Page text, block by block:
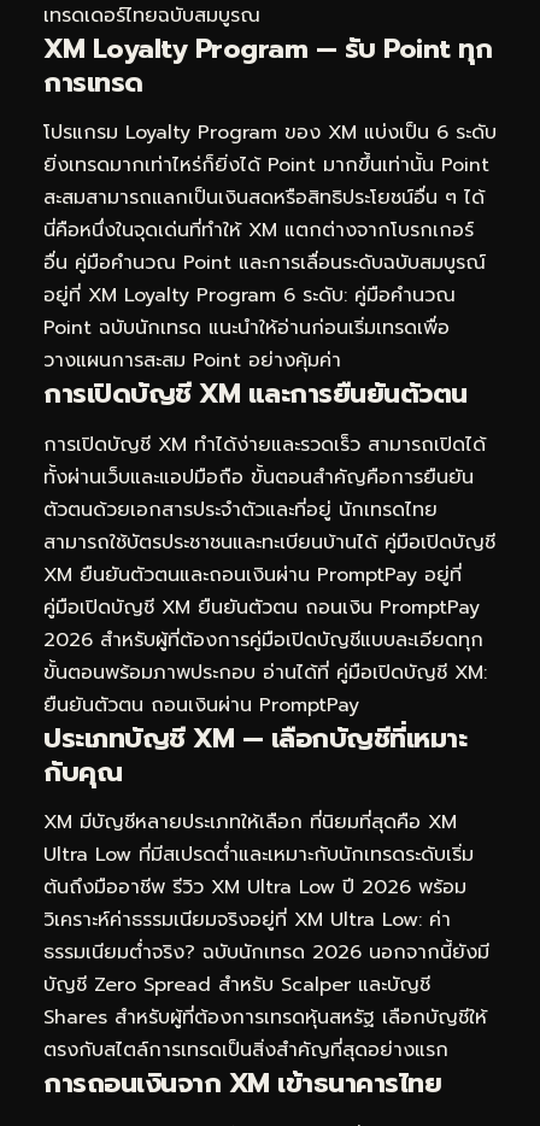
เทรดเดอร์ไทยฉบับสมบูรณ
XM Loyalty Program — รับ Point ทุก
การเทรด
โปรแกรม Loyalty Program ของ XM แบ่งเป็น 6 ระดับ
ยิ่งเทรดมากเท่าไหร่ก็ยิ่งได้ Point มากขึ้นเท่านั้น Point
สะสมสามารถแลกเป็นเงินสดหรือสิทธิประโยชน์อื่น ๆ ได้
นี่คือหนึ่งในจุดเด่นที่ทำให้ XM แตกต่างจากโบรกเกอร์
อื่น คู่มือคำนวณ Point และการเลื่อนระดับฉบับสมบูรณ์
อยู่ที่ XM Loyalty Program 6 ระดับ: คู่มือคำนวณ
Point ฉบับนักเทรด แนะนำให้อ่านก่อนเริ่มเทรดเพื่อ
วางแผนการสะสม Point อย่างคุ้มค่า
การเปิดบัญชี XM และการยืนยันตัวตน
การเปิดบัญชี XM ทำได้ง่ายและรวดเร็ว สามารถเปิดได้
ทั้งผ่านเว็บและแอปมือถือ ขั้นตอนสำคัญคือการยืนยัน
ตัวตนด้วยเอกสารประจำตัวและที่อยู่ นักเทรดไทย
สามารถใช้บัตรประชาชนและทะเบียนบ้านได้ คู่มือเปิดบัญชี
XM ยืนยันตัวตนและถอนเงินผ่าน PromptPay อยู่ที่
คู่มือเปิดบัญชี XM ยืนยันตัวตน ถอนเงิน PromptPay
2026 สำหรับผู้ที่ต้องการคู่มือเปิดบัญชีแบบละเอียดทุก
ขั้นตอนพร้อมภาพประกอบ อ่านได้ที่ คู่มือเปิดบัญชี XM:
ยืนยันตัวตน ถอนเงินผ่าน PromptPay
ประเภทบัญชี XM — เลือกบัญชีที่เหมาะ
กับคุณ
XM มีบัญชีหลายประเภทให้เลือก ที่นิยมที่สุดคือ XM
Ultra Low ที่มีสเปรดต่ำและเหมาะกับนักเทรดระดับเริ่ม
ต้นถึงมืออาชีพ รีวิว XM Ultra Low ปี 2026 พร้อม
วิเคราะห์ค่าธรรมเนียมจริงอยู่ที่ XM Ultra Low: ค่า
ธรรมเนียมต่ำจริง? ฉบับนักเทรด 2026 นอกจากนี้ยังมี
บัญชี Zero Spread สำหรับ Scalper และบัญชี
Shares สำหรับผู้ที่ต้องการเทรดหุ้นสหรัฐ เลือกบัญชีให้
ตรงกับสไตล์การเทรดเป็นสิ่งสำคัญที่สุดอย่างแรก
การถอนเงินจาก XM เข้าธนาคารไทย